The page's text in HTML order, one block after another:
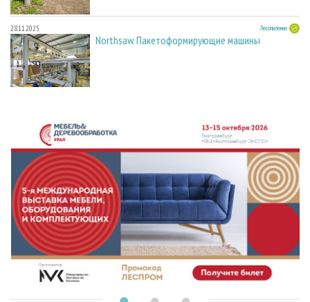
28.11.2025 Лесопиление
Northsaw. Пакетоформирующие машины